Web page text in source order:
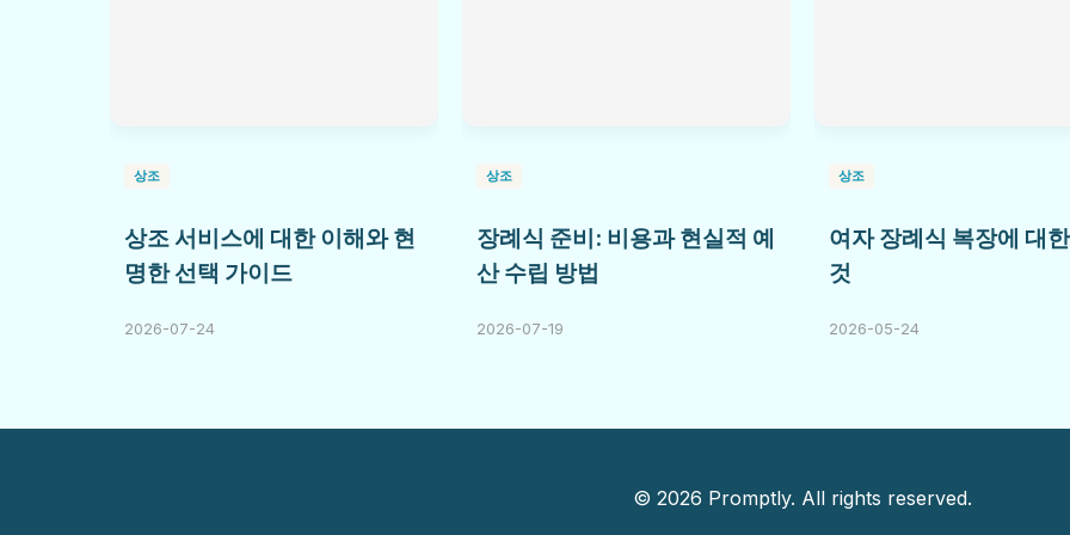
상조
상조 서비스에 대한 이해와 현
명한 선택 가이드
2026-07-24
상조
장례식 준비: 비용과 현실적 예
산 수립 방법
2026-07-19
상조
여자 장례식 복장에 대
것
2026-05-24
© 2026 Promptly. All rights reserved.